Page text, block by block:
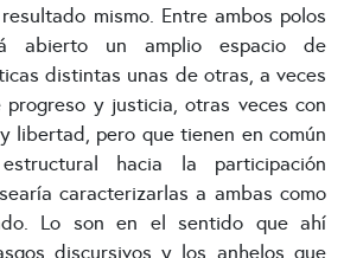
mismo. Entre ambos polos
abierto un amplio espacio de
distintas unas de otras, a veces
y justicia, otras veces con
libertad, pero que tienen en común
hacia la participación
caracterizarlas a ambas como
Lo son en el sentido que ahí
discursivos y los anhelos que